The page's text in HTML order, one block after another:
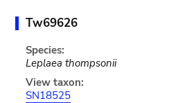
Tw69626
Species:
Leplaea thompsonii
View taxon:
SN18525